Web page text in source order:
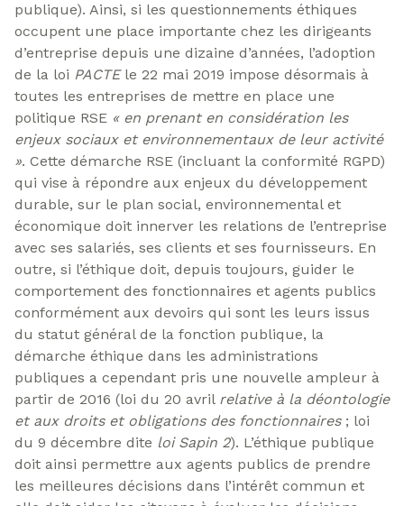
publique). Ainsi, si les questionnements éthiques
occupent une place importante chez les dirigeants
d’entreprise depuis une dizaine d’années, l’adoption
de la loi PACTEle 22 mai 2019 impose désormais à
toutes les entreprises de mettre en place une
politique RSE « en prenant en considération les
enjeux sociaux et environnementaux de leur activité
». Cette démarche RSE (incluant la conformité RGPD)
qui vise à répondre aux enjeux du développement
durable, sur le plan social, environnemental et
économique doit innerver les relations de l’entreprise
avec ses salariés, ses clients et ses fournisseurs. En
outre, si l’éthique doit, depuis toujours, guider le
comportement des fonctionnaires et agents publics
conformément aux devoirs qui sont les leurs issus
du statut général de la fonction publique, la
démarche éthique dans les administrations
publiques a cependant pris une nouvelle ampleur à
partir de 2016 (loi du 20 avril relative à la déontologie
et aux droits et obligations des fonctionnaires; loi
du 9 décembre dite loi Sapin 2). L’éthique publique
doit ainsi permettre aux agents publics de prendre
les meilleures décisions dans l’intérêt commun et